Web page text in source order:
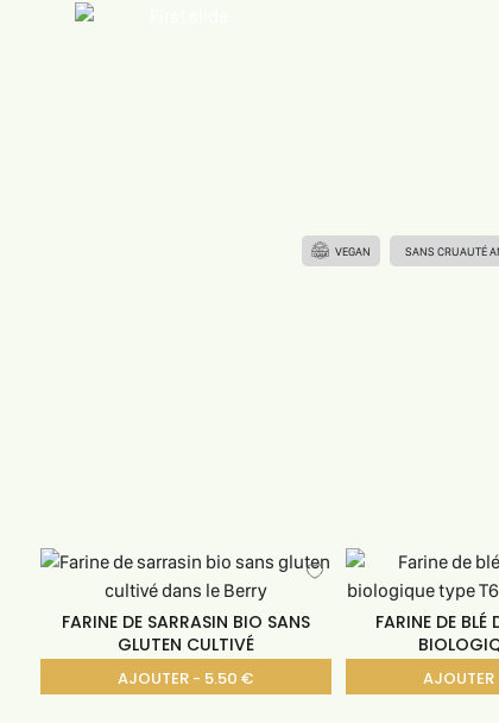
VEGAN SANS CRUAUTÉ
FARINE DE SARRASIN BIO SANS
GLUTEN CULTIVÉ
AJOUTER - 5.50 €
FARINE DE BLÉ